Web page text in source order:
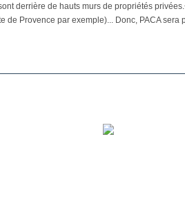
derrière de hauts murs de propriétés
Provence par exemple)... Donc, PACA sera